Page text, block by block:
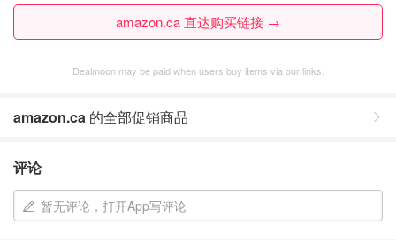
amazon.ca 直达购买链接 →
Dealmoon may be paid when users buy items via our links.
amazon.ca 的全部促销商品
评论
暂无评论，打开App写评论